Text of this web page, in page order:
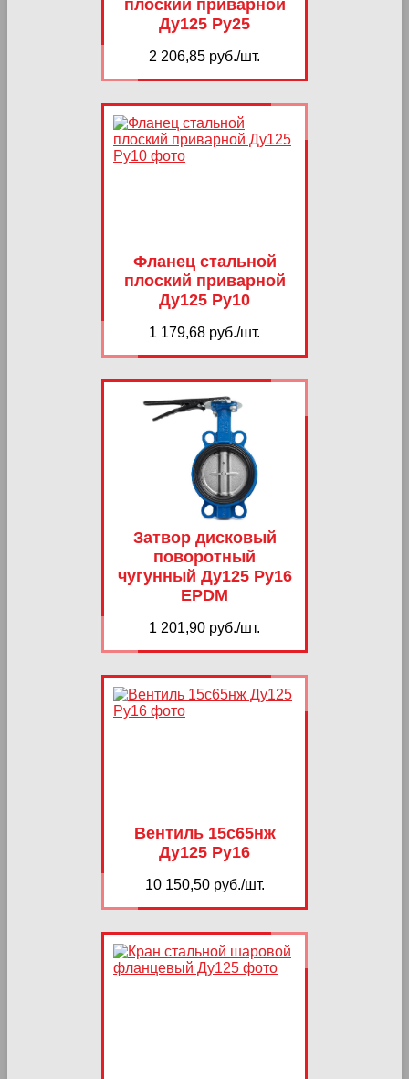
плоский приварной
Ду125 Ру25
2 206,85 руб./шт.
Фланец стальной
плоский приварной
Ду125 Ру10
1 179,68 руб./шт.
Затвор дисковый
поворотный
чугунный Ду125 Ру16
EPDM
1 201,90 руб./шт.
Вентиль 15с65нж
Ду125 Ру16
10 150,50 руб./шт.